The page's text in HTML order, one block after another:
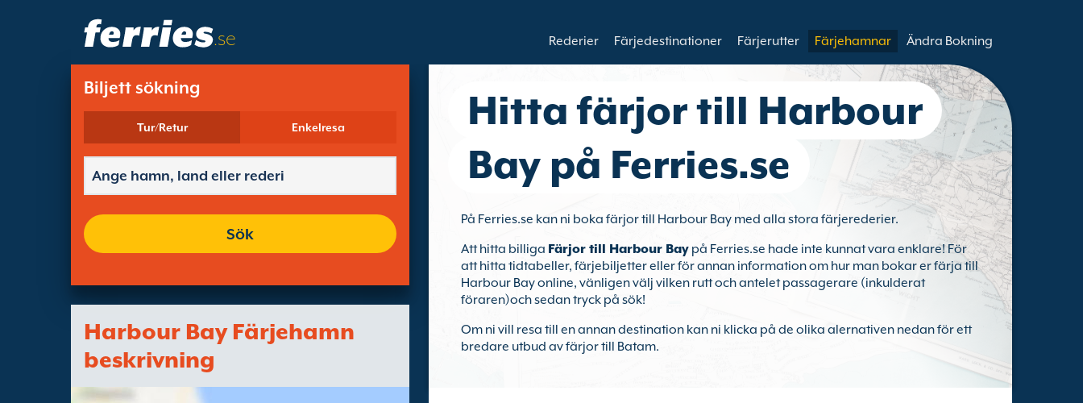
.se Rederier Färjedestinationer Färjerutter Färjehamnar Ändra Bokning
Biljett sökning
Tur/Retur Enkelresa
Sök
Harbour Bay Färjehamn
beskrivning
Hitta färjor till Harbour
Bay på Ferries.se
På Ferries.se kan ni boka färjor till Harbour Bay med alla stora färjerederier.
Att hitta billiga Färjor till Harbour Bay på Ferries.se hade inte kunnat vara enklare! För
att hitta tidtabeller, färjebiljetter eller för annan information om hur man bokar er färja till
Harbour Bay online, vänligen välj vilken rutt och antelet passagerare (inkulderat
föraren)och sedan tryck på sök!
Om ni vill resa till en annan destination kan ni klicka på de olika alernativen nedan för ett
bredare utbud av färjor till Batam.